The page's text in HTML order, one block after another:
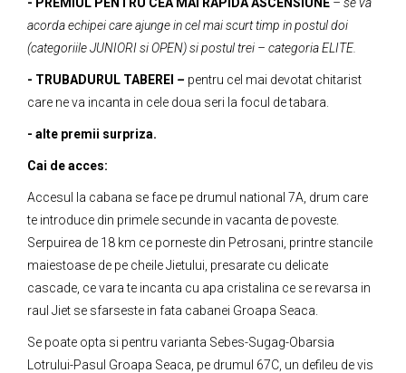
acorda echipei care ajunge in cel mai scurt timp in postul doi
(categoriile JUNIORI si OPEN) si postul trei – categoria ELITE.
- TRUBADURUL TABEREI – pentru cel mai devotat chitarist
care ne va incan­ta in cele doua seri la focul de tabara.
- alte premii surpriza.
Cai de acces:
Accesul la cabana se face pe drumul national 7A, drum care
te introduce din primele secunde in vacanta de poveste.
Serpuirea de 18 km ce porneste din Petrosani, printre stancile
maiestoase de pe cheile Jietului, presarate cu delicate
cascade, ce vara te incanta cu apa cristalina ce se revarsa in
raul Jiet se sfarseste in fata cabanei Groapa Seaca.
Se poate opta si pentru varianta Sebes-Sugag-Obarsia
Lotrului-Pasul Groapa Seaca, pe drumul 67C, un defileu de vis